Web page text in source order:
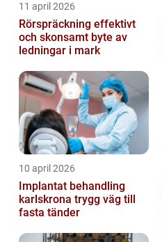
11 april 2026
Rörspräckning effektivt
och skonsamt byte av
ledningar i mark
10 april 2026
Implantat behandling
karlskrona trygg väg till
fasta tänder